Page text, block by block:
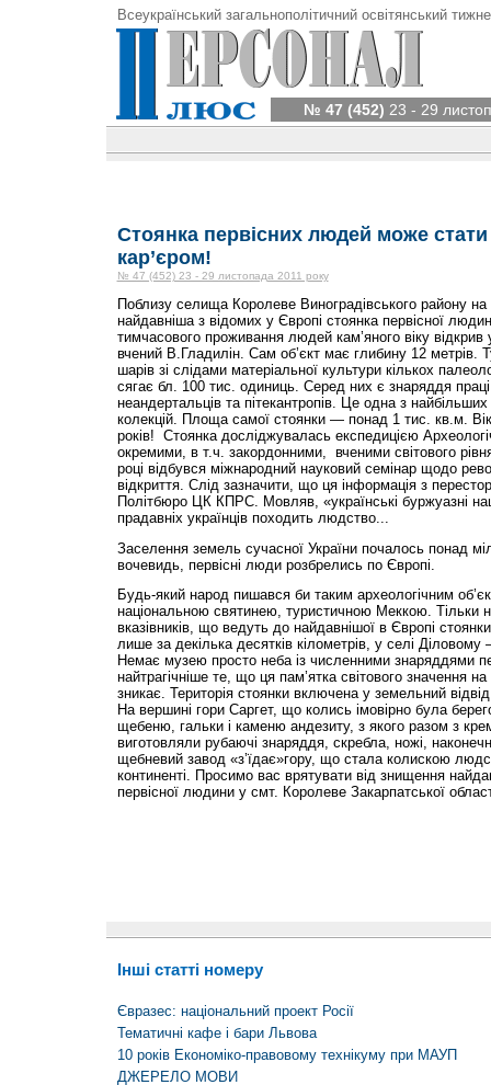
Всеукраїнський загальнополітичний освітянський
№ 47 (452) 23 - 29
Стоянка первісних людей може
кар’єром!
№ 47 (452) 23 - 29 листопада 2011 року
Поблизу селища Королеве Виноградівського району на
найдавніша з відомих у Європі стоянка первісної
тимчасового проживання людей кам’яного віку відкрив
вчений В.Гладилін. Сам об’єкт має глибину 12 метрів.
шарів зі слідами матеріальної культури кількох
сягає бл. 100 тис. одиниць. Серед них є знаряддя
неандертальців та пітекантропів. Це одна з
колекцій. Площа самої стоянки — понад 1 тис. кв.м.
років! Стоянка досліджувалась експедицією
окремими, в т.ч. закордонними, вченими світового
році відбувся міжнародний науковий семінар щодо
відкриття. Слід зазначити, що ця інформація з
Політбюро ЦК КПРС. Мовляв, «українські буржуазні
прадавніх українців походить людство...
Заселення земель сучасної України почалось понад
вочевидь, первісні люди розбрелись по Європі.
Будь-який народ пишався би таким археологічним
національною святинею, туристичною Меккою. Тільки
вказівників, що ведуть до найдавнішої в Європі
лише за декілька десятків кілометрів, у селі
Немає музею просто неба із численними знаряддями
найтрагічніше те, що ця пам’ятка світового значення
зникає. Територія стоянки включена у земельний
На вершині гори Саргет, що колись імовірно була
щебеню, гальки і каменю андезиту, з якого разом з
виготовляли рубаючі знаряддя, скребла, ножі,
щебневий завод «з’їдає»гору, що стала колискою
континенті. Просимо вас врятувати від знищення
первісної людини у смт. Королеве Закарпатської
Інші статті номеру
Євразес: національний проект Росії
Тематичні кафе і бари Львова
10 років Економіко-правовому технікуму при МАУП
ДЖЕРЕЛО МОВИ